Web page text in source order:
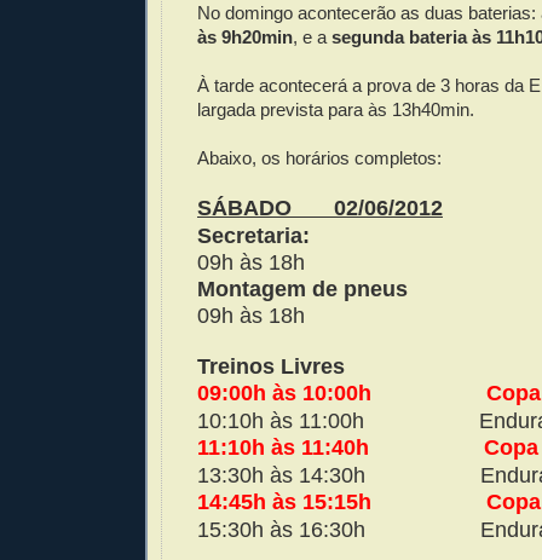
No domingo acontecerão as duas
às 9h20min, e a segunda bateria às
À tarde acontecerá a prova de 3 horas da
largada prevista para às 13h40min.
Abaixo, os horários completos:
SÁBADO
02/06/2012
Secretaria:
09h às 18h
Montagem de pneus
09h às 18h
Treinos Livres
09:00h às 10:00h
10:10h às 11:00h
11:10h às 11:40h
13:30h às 14:30h
14:45h às 15:15h
15:30h às 16:30h